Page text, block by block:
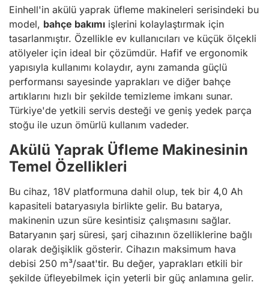
Einhell'in akülü yaprak üfleme makineleri serisindeki bu
model, bahçe bakımı işlerini kolaylaştırmak için
tasarlanmıştır. Özellikle ev kullanıcıları ve küçük ölçekli
atölyeler için ideal bir çözümdür. Hafif ve ergonomik
yapısıyla kullanımı kolaydır, aynı zamanda güçlü
performansı sayesinde yaprakları ve diğer bahçe
artıklarını hızlı bir şekilde temizleme imkanı sunar.
Türkiye'de yetkili servis desteği ve geniş yedek parça
stoğu ile uzun ömürlü kullanım vadeder.
Akülü Yaprak Üfleme Makinesinin
Temel Özellikleri
Bu cihaz, 18V platformuna dahil olup, tek bir 4,0 Ah
kapasiteli bataryasıyla birlikte gelir. Bu batarya,
makinenin uzun süre kesintisiz çalışmasını sağlar.
Bataryanın şarj süresi, şarj cihazının özelliklerine bağlı
olarak değişiklik gösterir. Cihazın maksimum hava
debisi 250 m³/saat'tir. Bu değer, yaprakları etkili bir
şekilde üfleyebilmek için yeterli bir güç anlamına gelir.